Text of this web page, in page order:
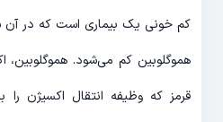
کم خونی یک بیماری است که در آن
هموگلوبین کم می‌شود. هموگلوبین،
قرمز که وظیفه انتقال اکسیژن